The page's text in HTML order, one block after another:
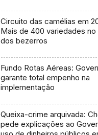
Circuito das camélias em
Mais de 400 variedades
dos bezerros
Fundo Rotas Aéreas:
garante total empenho na
implementação
Queixa-crime arquivada:
pede explicações ao